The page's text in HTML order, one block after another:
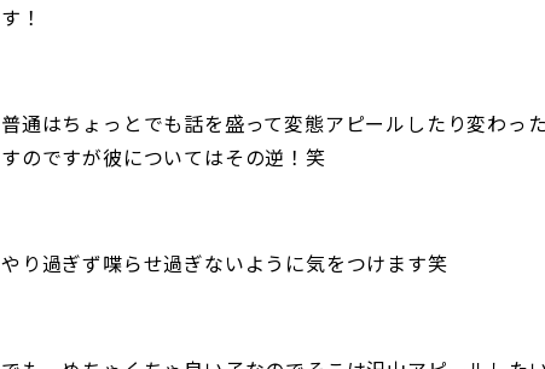
す！
普通はちょっとでも話を盛って変態アピールしたり変わっ
すのですが彼についてはその逆！笑
やり過ぎず喋らせ過ぎないように気をつけます笑